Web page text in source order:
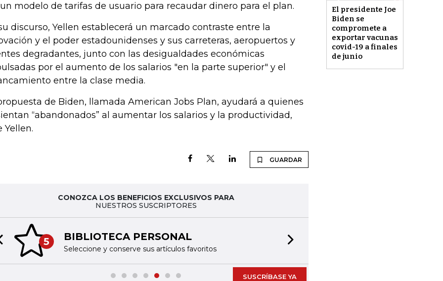
El presidente Joe
Biden se
compromete a
exportar vacunas
covid-19 a finales
de junio
modelo de tarifas de usuario para recaudar dinero para el plan.
discurso, Yellen establecerá un marcado contraste entre la
y el poder estadounidenses y sus carreteras, aeropuertos y
degradantes, junto con las desigualdades económicas
por el aumento de los salarios "en la parte superior" y el
entre la clase media.
de Biden, llamada American Jobs Plan, ayudará a quienes
“abandonados” al aumentar los salarios y la productividad,
Yellen.
GUARDAR
CONOZCA LOS BENEFICIOS EXCLUSIVOS PARA
NUESTROS SUSCRIPTORES
5 BIBLIOTECA PERSONAL
Seleccione y conserve sus artículos favoritos
slide
SUSCRÍBASE YA